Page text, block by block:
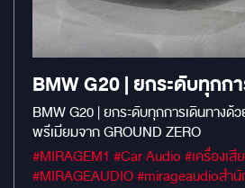
BMW G20 | ยกระดับทุกก
พลังเสียงระดับพรีเมียมจา
ZERO
BMW G20 | ยกระดับทุกการเดินทางด้
พรีเมียมจาก GROUND ZERO
#MIRAGEM1 #Car Audio #เครื่องเสียงรถยนต์
#MIRAGEAUDIO #mirageaudioสำนักงานใหญ่